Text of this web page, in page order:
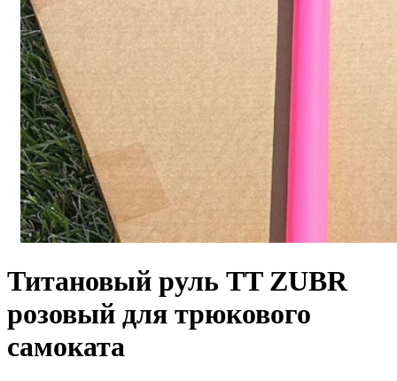
Титановый руль TT ZUBR
розовый для трюкового
самоката